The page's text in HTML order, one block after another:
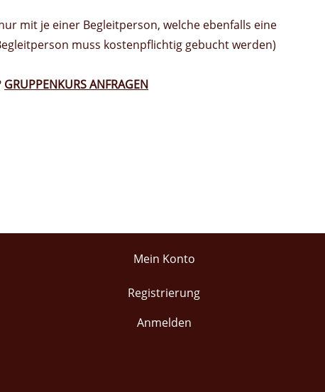
mit je einer Begleitperson, welche ebenfalls eine
muss kostenpflichtig gebucht werden)
GRUPPENKURS ANFRAGEN
Mein Konto
Registrierung
Anmelden